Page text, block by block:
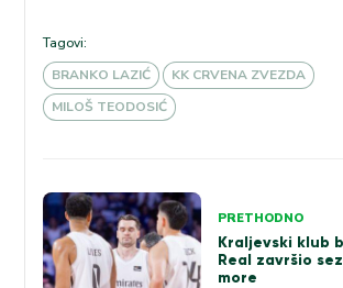
Tagovi:
BRANKO LAZIĆ
KK CRVENA ZVEZDA
MILOŠ TEODOSIĆ
Kretanje
članka
PRETHODNO
Kraljevski klub
Real završio
more